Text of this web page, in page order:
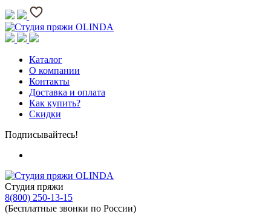
Каталог
О компании
Контакты
Доставка и оплата
Как купить?
Скидки
Подписывайтесь!
Студия пряжи
8(800) 250-13-15
(Бесплатные звонки по России)